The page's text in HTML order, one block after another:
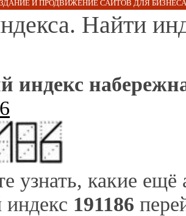
И ПРОДВИЖЕНИЕ САЙТОВ ДЛЯ
Найти
индекс
узнать, какие ещё
191186